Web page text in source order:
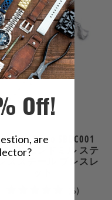
ュ
コー Sumo SBDC001
エンドミル ステ
レススチール ブレスレ
(6)
Off!
are